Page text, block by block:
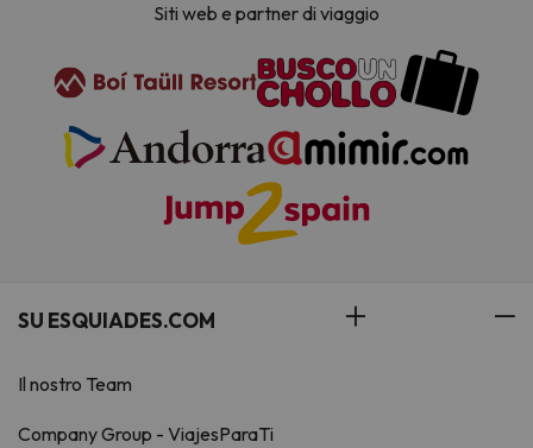
Siti web e partner di viaggio
SU ESQUIADES.COM
Il nostro Team
Company Group - ViajesParaTi